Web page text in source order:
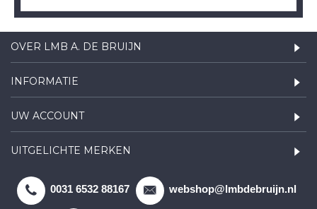
OVER LMB A. DE BRUIJN
INFORMATIE
UW ACCOUNT
UITGELICHTE MERKEN
0031 6532 88167 webshop@lmbdebruijn.nl